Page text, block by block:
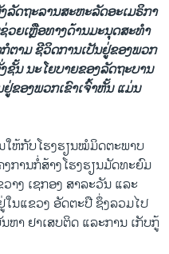
ດຖະລານສະຫະລັດອະເມຣິກາ
ວຍເຫຼືອທາງດ້ານມະນຸດສະທໍາ
ຕາມ ຊີວິດການເປັນຢູ່ຂອງພວກ
ຊັ້ນ ນະໂຍບາຍຂອງລັດຖະບານ
ຂອງພວກເຂົາເຈົ້າຫັ້ນ ແມ່ນ
ໃຫ້ກັບໂຮງຮຽນໝໍມິດຕະພາບ
ການກໍ່ສ້າງໂຮງຮຽນມັດທະຍົມ
າງ ເຊກອງ ສາລະວັນ ແລະ
ໃນແຂວງ ອັດຕະປື ຊຶ່ງລວມໄປ
ຫາ ຢາເສບຕິດ ແລະການ ເກັບກູ້